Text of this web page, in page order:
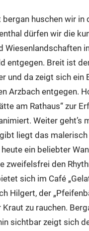
huschen wir in
dürfen wir die
Wiesenlandschaften
entgegen. Breit ist
und da zeigt sich ein
Arzbach entgegen.
am Rathaus“ zur
Weiter geht’s
liegt das
ein beliebter
zweifelsfrei den
sich im Café
Hilgert, der
zu rauchen.
sichtbar zeigt sich